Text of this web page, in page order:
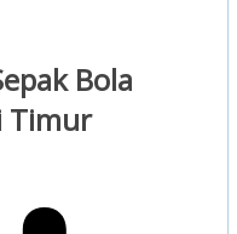
Bola
Timur